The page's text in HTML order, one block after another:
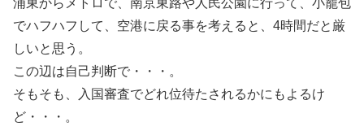
でハフハフして、空港に戻る事を考えると、4時間だと厳
しいと思う。
この辺は自己判断で・・・。
そもそも、入国審査でどれ位待たされるかにもよるけ
ど・・・。